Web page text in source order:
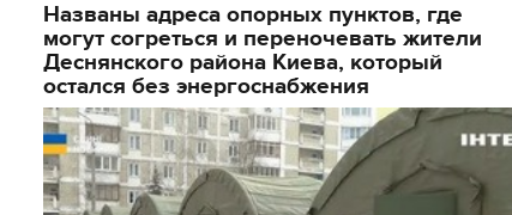
Названы адреса опорных пунктов, где
могут согреться и переночевать жители
Деснянского района Киева, который
остался без энергоснабжения